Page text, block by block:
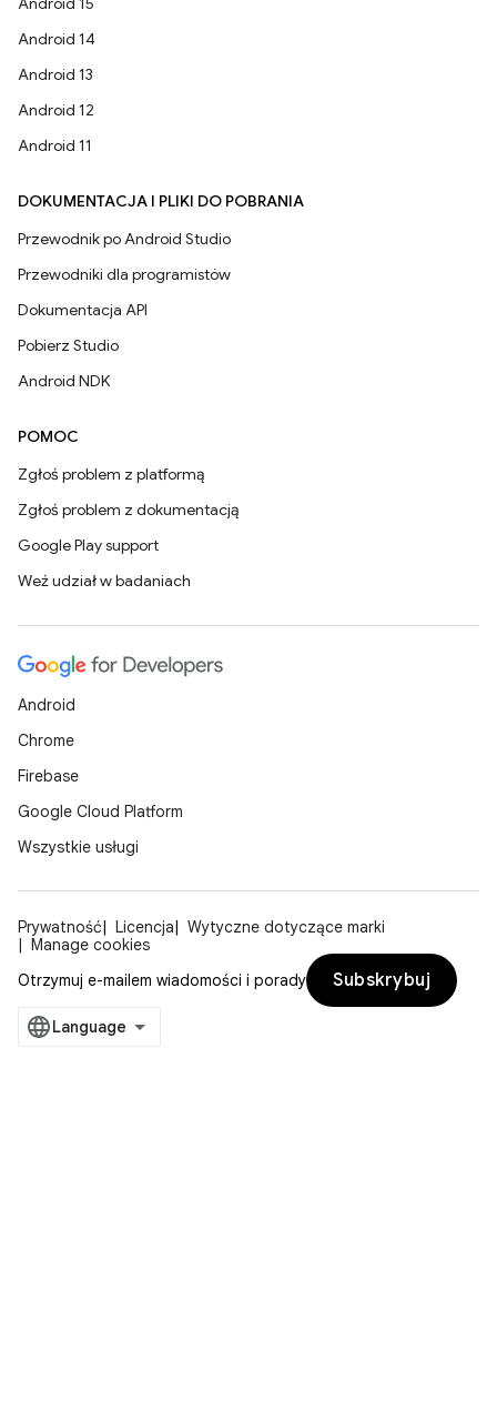
Android 14
Android 13
Android 12
Android 11
DOKUMENTACJA I PLIKI DO POBRANIA
Przewodnik po Android Studio
Przewodniki dla programistów
Dokumentacja API
Pobierz Studio
Android NDK
POMOC
Zgłoś problem z platformą
Zgłoś problem z dokumentacją
Google Play support
Weź udział w badaniach
Android
Chrome
Firebase
Google Cloud Platform
Wszystkie usługi
Prywatność Licencja
Wytyczne dotyczące marki
Manage cookies
Otrzymuj e-mailem wiadomości i porady
Subskrybuj